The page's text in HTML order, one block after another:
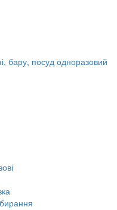
бару, посуд одноразовий